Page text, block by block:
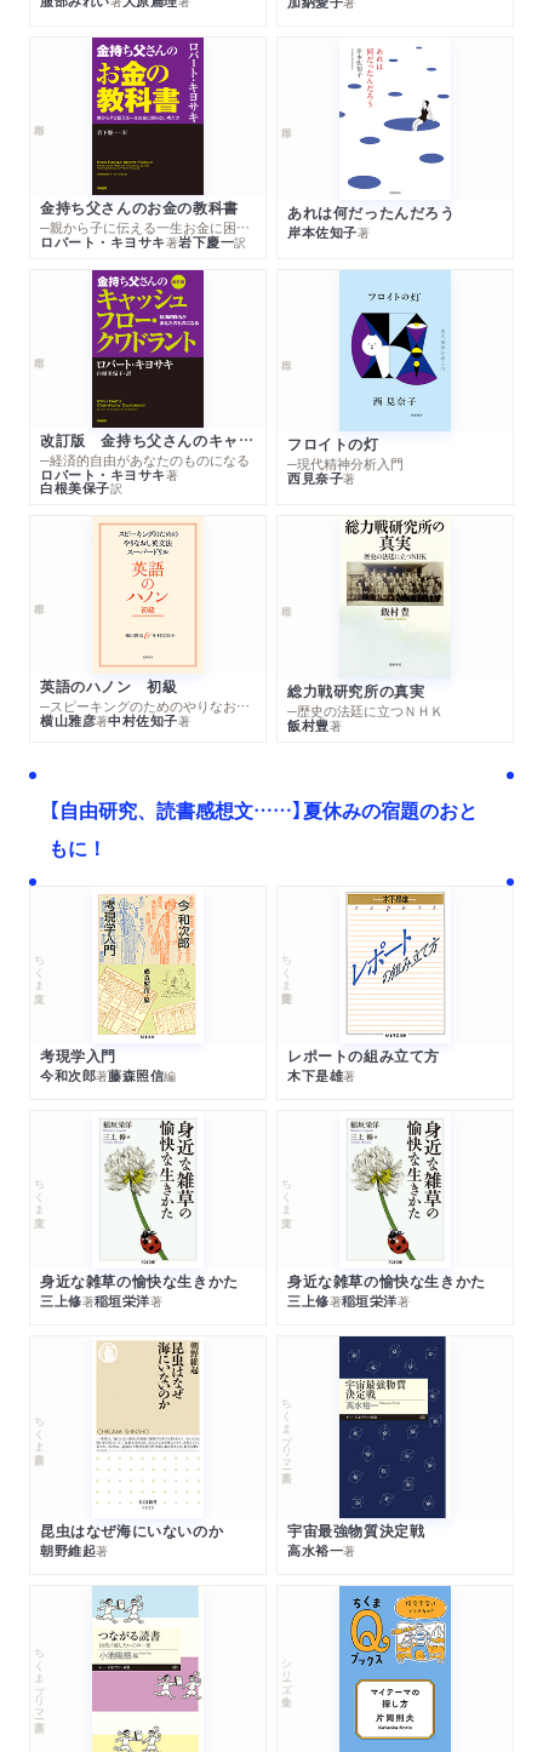
金持ち父さんのお金の教科書
─親から子に伝える一生お金に困らない考え方
ロバート・キヨサキ著岩下慶一訳
あれは何だったんだろう
岸本佐知子著
改訂版 金持ち父さんのキャッシュフロー・クワドラント
─経済的自由があなたのものになる
ロバート・キヨサキ著
白根美保子訳
フロイトの灯
─現代精神分析入門
西見奈子著
英語のハノン 初級
─スピーキングのためのやりなおし英文法スーパードリル
横山雅彦著中村佐知子著
総力戦研究所の真実
─歴史の法廷に立つＮＨＫ
飯村豊著
【自由研究、読書感想文……】夏休みの宿題のおと
もに！
ちくま文庫
考現学入門
今和次郎著藤森照信編
ちくま学芸文庫
レポートの組み立て方
木下是雄著
ちくま文庫
身近な雑草の愉快な生きかた
三上修著稲垣栄洋著
ちくま文庫
身近な雑草の愉快な生きかた
三上修著稲垣栄洋著
ちくま新書
昆虫はなぜ海にいないのか
朝野維起著
ちくまプリマー新書
宇宙最強物質決定戦
高水裕一著
ちくまプリマー新書 シリーズ・全集